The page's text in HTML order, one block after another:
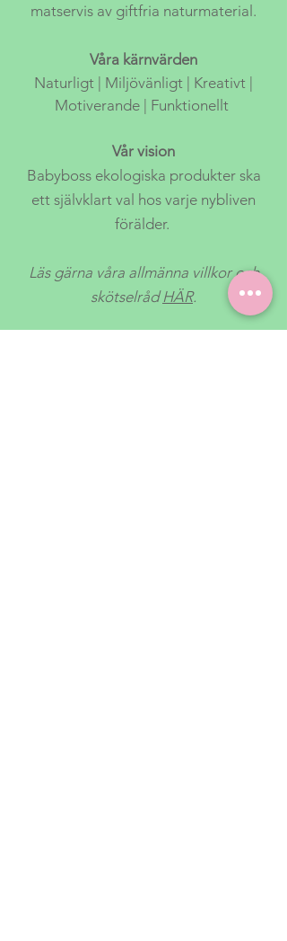
matservis av giftfria naturmaterial.
Våra kärnvärden
Naturligt | Miljövänligt | Kreativt |
Motiverande | Funktionellt
Vår vision
Babyboss ekologiska produkter ska
ett självklart val hos varje nybliven
förälder.
Läs gärna våra allmänna villkor och
skötselrådHÄR.